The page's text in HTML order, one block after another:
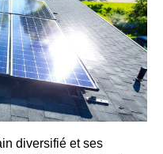
diversifié et ses